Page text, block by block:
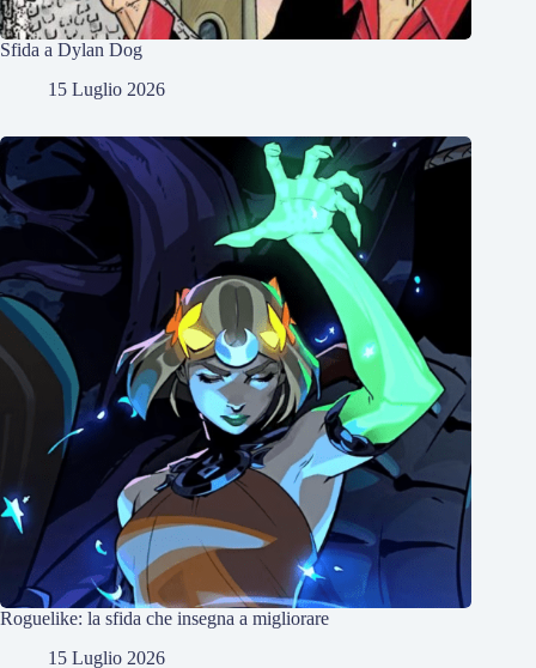
Sfida a Dylan Dog
15 Luglio 2026
Roguelike: la sfida che insegna a migliorare
15 Luglio 2026